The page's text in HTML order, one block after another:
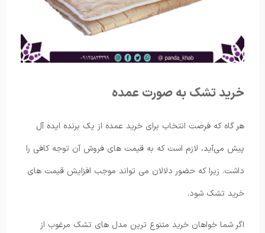
خرید تشک به صورت عمده
هر گاه که فرصت انتخاب برای خرید عمده از یک برنده ایده ‌آل
پیش می‌آید، لازم است که به قیمت های فروش آن توجه کافی را
داشت. زیرا که حضور دلالان می ‌تواند موجب افزایش قیمت‌ های
خرید تشک شود.
اگر شما خواهان خرید متنوع ترین مدل های تشک مرغوب از